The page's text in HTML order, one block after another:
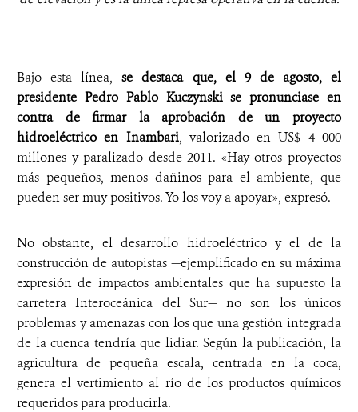
Bajo esta línea,se destaca que, el 9 de agosto, el
presidente Pedro Pablo Kuczynski se pronunciase en
contra de firmar la aprobación de un proyecto
hidroeléctrico en Inambari, valorizado en US$ 4 000
millones y paralizado desde 2011. «Hay otros proyectos
más pequeños, menos dañinos para el ambiente, que
pueden ser muy positivos. Yo los voy a apoyar», expresó.
No obstante, el desarrollo hidroeléctrico y el de la
construcción de autopistas —ejemplificado en su máxima
expresión de impactos ambientales que ha supuesto la
carretera Interoceánica del Sur— no son los únicos
problemas y amenazas con los que una gestión integrada
de la cuenca tendría que lidiar. Según la publicación, la
agricultura de pequeña escala, centrada en la coca,
genera el vertimiento al río de los productos químicos
requeridos para producirla.